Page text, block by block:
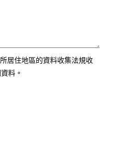
居住地區的資料收集法規收
料。